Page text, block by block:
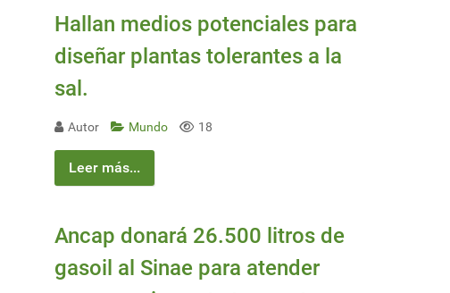
Hallan medios potenciales para
diseñar plantas tolerantes a la
sal.
Autor Mundo 18
Leer más...
Ancap donará 26.500 litros de
gasoil al Sinae para atender